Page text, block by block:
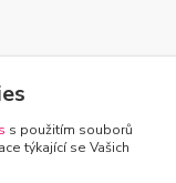
s použitím souborů
týkající se Vašich